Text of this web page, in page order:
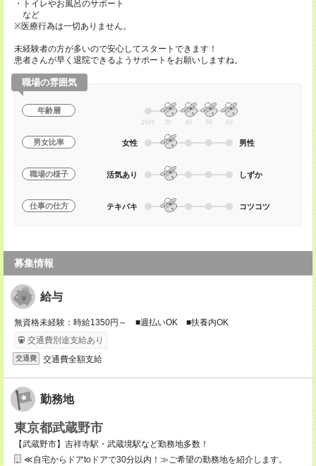
・トイレやお風呂のサポート
など
※医療行為は一切ありません。
未経験者の方が多いので安心してスタートできます！
患者さんが早く退院できるようサポートをお願いしますね。
職場の雰囲気
年齢層
20代 30 40 50 60
男女比率 女性 男性
職場の様子 活気あり しずか
仕事の仕方 テキパキ コツコツ
募集情報
給与
無資格未経験：時給1350円～ ■週払いOK ■扶養内OK
交通費別途支給あり
交通費 交通費全額支給
勤務地
東京都武蔵野市
【武蔵野市】吉祥寺駅・武蔵境駅など勤務地多数！
≪自宅からドアtoドアで30分以内！≫ご希望の勤務地を紹介します。